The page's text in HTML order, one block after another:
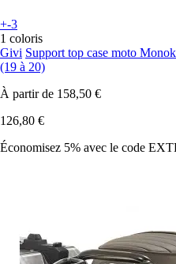
+-3
1 coloris
Givi Support top case moto
(19 à 20)
À partir de 158,50 €
126,80 €
Économisez 5% avec le code